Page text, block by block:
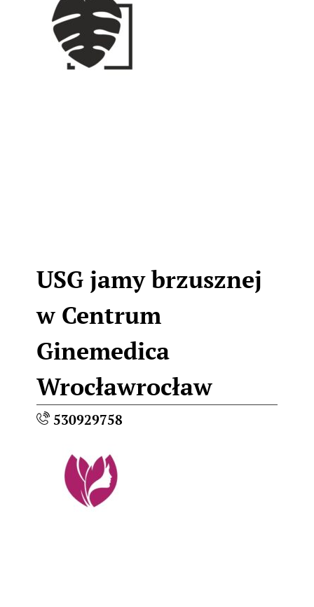
USG jamy brzusznej
w Centrum
Ginemedica
Wrocławrocław
530929758